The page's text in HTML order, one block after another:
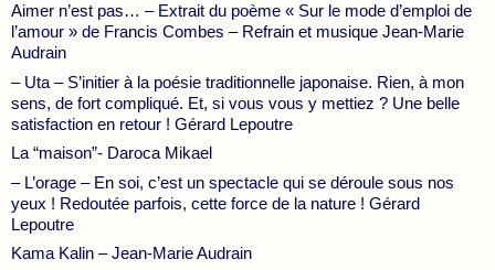
Aimer n’est pas… – Extrait du poème « Sur le mode d’emploi de
l’amour » de Francis Combes – Refrain et musique Jean-Marie
Audrain
– Uta – S’initier à la poésie traditionnelle japonaise. Rien, à mon
sens, de fort compliqué. Et, si vous vous y mettiez ? Une belle
satisfaction en retour ! Gérard Lepoutre
La “maison”- Daroca Mikael
– L’orage – En soi, c’est un spectacle qui se déroule sous nos
yeux ! Redoutée parfois, cette force de la nature ! Gérard
Lepoutre
Kama Kalin – Jean-Marie Audrain